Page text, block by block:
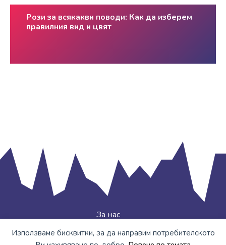
Рози за всякакви поводи: Как да изберем
правилния вид и цвят
За нас
Декларация за поверителност
Copyright © artipo.eu 2020 -2026
Използваме бисквитки, за да направим потребителското